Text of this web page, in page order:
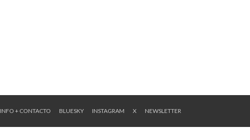
INFO + CONTACTO BLUESKY INSTAGRAM X NEWSLETTER